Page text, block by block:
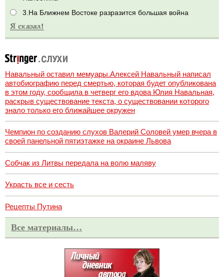
3.На Ближнем Востоке разразится большая война
Навальный оставил мемуары.Алексей Навальный написал
автобиографию перед смертью, которая будет опубликована
в этом году, сообщила в четверг его вдова Юлия Навальная,
раскрыв существование текста, о существовании которого
знало только его ближайшее окружен
Чемпион по созданию слухов Валерий Соловей умер вчера в
своей панельной пятиэтажке на окраине Львова
Собчак из Литвы передала на волю маляву
Украсть все и сесть
Рецепты Путина
Все материалы…